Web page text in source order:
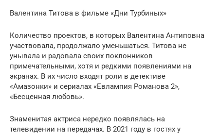
Валентина Титова в фильме «Дни Турбиных»
Количество проектов, в которых Валентина Антиповна
участвовала, продолжало уменьшаться. Титова не
унывала и радовала своих поклонников
примечательными, хотя и редкими появлениями на
экранах. В их число входят роли в детективе
«Амазонки» и сериалах «Евлампия Романова 2»,
«Бесценная любовь».
Знаменитая актриса нередко появлялась на
телевидении на передачах. В 2021 году в гостях у